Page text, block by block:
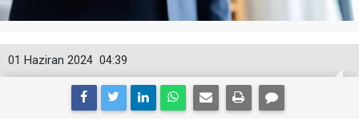
04:39
01 Haziran 2024